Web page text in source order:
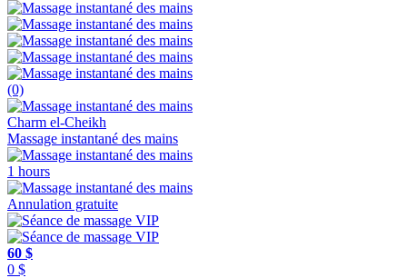
(0)
Charm el-Cheikh
Massage instantané des mains
1 hours
Annulation gratuite
60 $
0 $